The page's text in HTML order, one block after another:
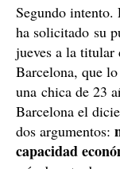
Segundo
ha solicitado su
jueves a la titular
Barcelona, que
una chica de 23
Barcelona el
dos argumentos:
capacidad